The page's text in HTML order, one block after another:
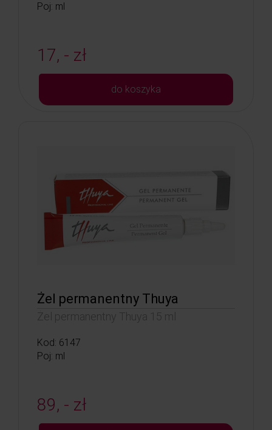
Poj: ml
17, - zł
do koszyka
Żel permanentny Thuya
Żel permanentny Thuya 15 ml
Kod: 6147
Poj: ml
89, - zł